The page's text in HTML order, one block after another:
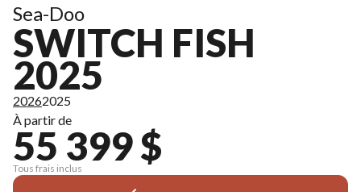
Sea-Doo
SWITCH FISH
2025
20262025
À partir de
55 399 $
Tous frais inclus